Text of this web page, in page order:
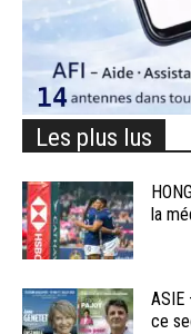
Les plus lus
la
ASIE
ce